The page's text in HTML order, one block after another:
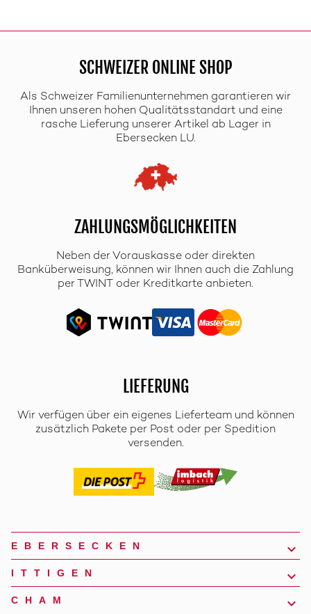
SCHWEIZER ONLINE SHOP
Als Schweizer Familienunternehmen garantieren wir
Ihnen unseren hohen Qualitätsstandart und eine
rasche Lieferung unserer Artikel ab Lager in
Ebersecken LU.
ZAHLUNGSMÖGLICHKEITEN
Neben der Vorauskasse oder direkten
Banküberweisung, können wir Ihnen auch die Zahlung
per TWINT oder Kreditkarte anbieten.
LIEFERUNG
Wir verfügen über ein eigenes Lieferteam und können
zusätzlich Pakete per Post oder per Spedition
versenden.
EBERSECKEN
ITTIGEN
CHAM